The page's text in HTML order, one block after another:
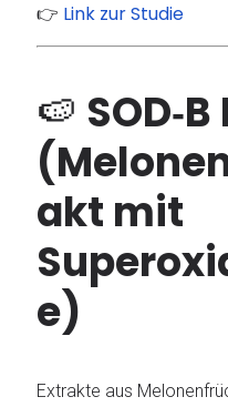
👉 Link zur Studie
🍉
akt mit
e)
Extrakte aus